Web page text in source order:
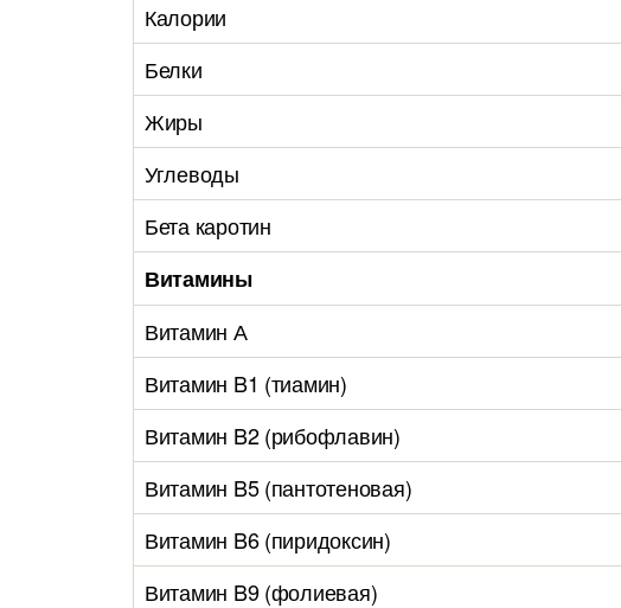
Калории
Белки
Жиры
Углеводы
Бета каротин
Витамины
Витамин А
Витамин B1 (тиамин)
Витамин B2 (рибофлавин)
Витамин B5 (пантотеновая)
Витамин B6 (пиридоксин)
Витамин B9 (фолиевая)